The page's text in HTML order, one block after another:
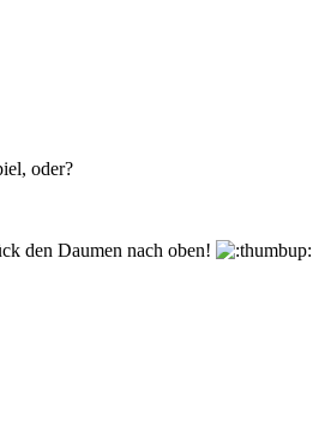
oder?
den Daumen nach oben!